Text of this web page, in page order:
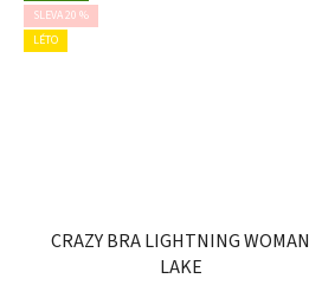
SLEVA 20 %
LÉTO
CRAZY BRA LIGHTNING WOMAN
LAKE